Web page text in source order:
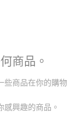
商品。
些商品在你的購物
興趣的商品。